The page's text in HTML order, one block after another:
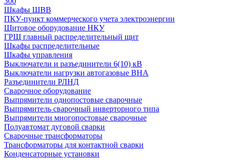
Шкафы ШВВ
ПКУ-пункт коммерческого учета электроэнергии
Щитовое оборудование НКУ
ГРЩ главный распределительный щит
Шкафы распределительные
Шкафы управления
Выключатели и разъединители 6(10) кВ
Выключатели нагрузки автогазовые ВНА
Разъединители РЛНД
Сварочное оборудование
Выпрямители однопостовые сварочные
Выпрямитель сварочный инверторного типа
Выпрямители многопостовые сварочные
Полуавтомат дуговой сварки
Сварочные трансформаторы
Трансформаторы для контактной сварки
Конденсаторные установки